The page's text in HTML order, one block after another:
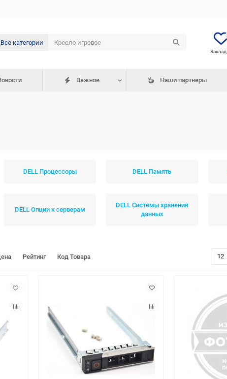
Все категории
Важное Наши партнеры
DELL Процессоры DELL Память
DELL Опции к серверам
DELL Системы хранения
данных
Рейтинг Код Товара